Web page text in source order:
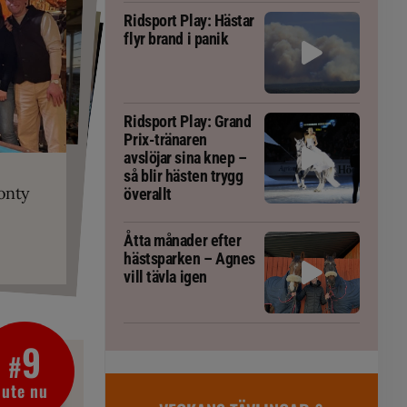
är allt
fång
blivit
tränaren
#9
ute nu
Ridsport Play: Hästar
flyr brand i panik
Ridsport Play: Grand
Prix-tränaren
avslöjar sina knep –
så blir hästen trygg
överallt
Åtta månader efter
hästsparken – Agnes
vill tävla igen